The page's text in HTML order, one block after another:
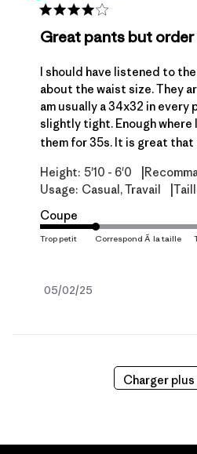
Great pants but order
I should have listened to
about the waist size. They
am usually a 34x32 in every
slightly tight. Enough
them for 35s. It is great that
Height: 5'10 - 6'0
Usage: Casual, Travail
Coupe
Date
05/02/25
Charger